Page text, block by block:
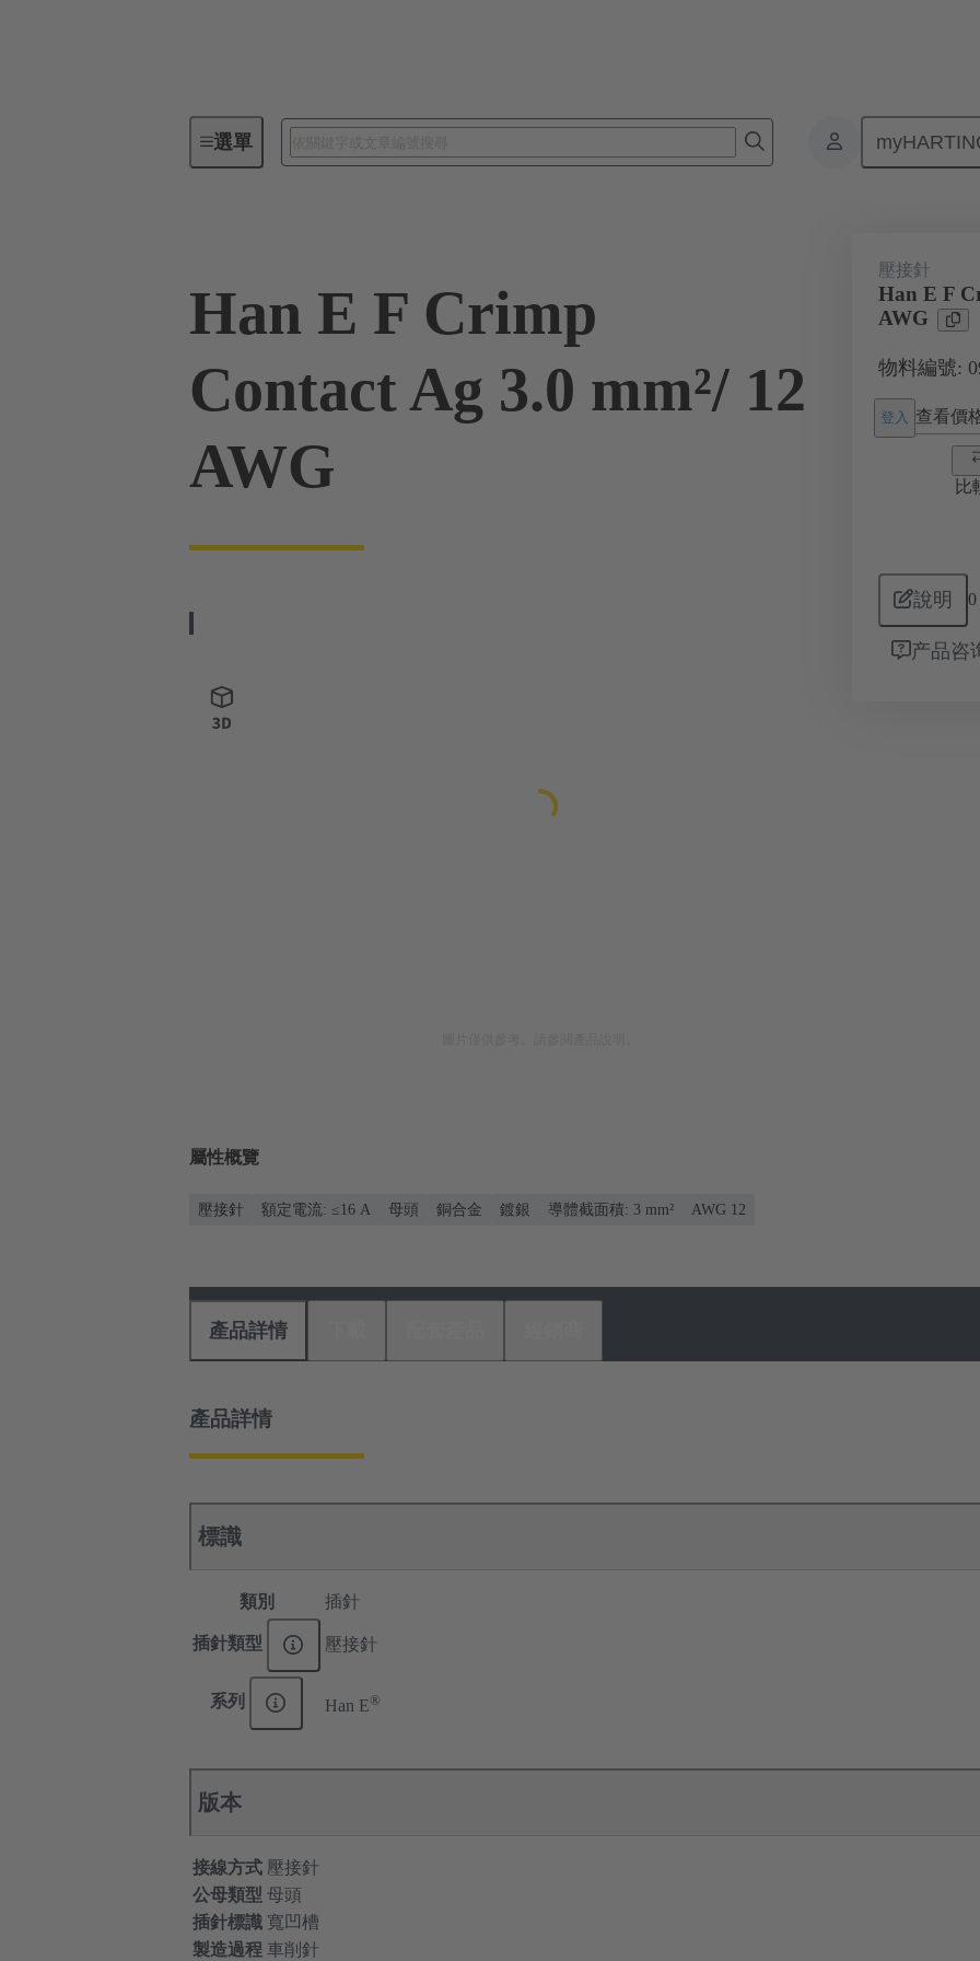
選單 09 33 000 6206
Han E F Crimp
Contact Ag 3.0 mm²/ 12
AWG
壓接針
Han E F
AWG
物料編號:
登入 查看價
比
說明 0
产品咨
屬性概覽
壓接針 額定電流: ≤16 A 母頭 銅合金 鍍銀 導體截面積: 3 mm² AWG 12
產品詳情
產品詳情
標識
類別 插針
插針類型 壓接針
系列 Han E®
版本
接線方式 壓接針
公母類型 母頭
插針標識 寬凹槽
製造過程 車削針